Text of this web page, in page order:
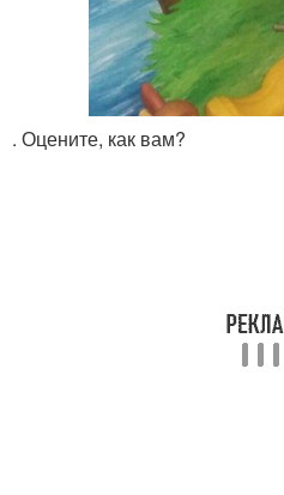
. Оцените, как вам?